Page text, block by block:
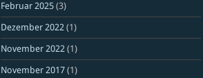
Februar 2025(3)
Dezember 2022(1)
November 2022(1)
November 2017(1)